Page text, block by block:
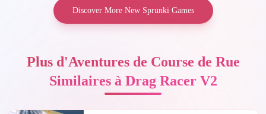
Discover More New Sprunki Games
Plus d'Aventures de Course de Rue
Similaires à Drag Racer V2